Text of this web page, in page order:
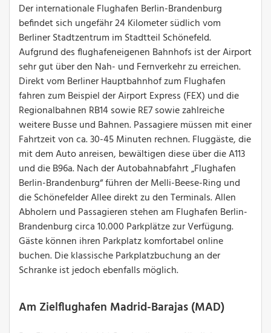
Der internationale Flughafen Berlin-Brandenburg
befindet sich ungefähr 24 Kilometer südlich vom
Berliner Stadtzentrum im Stadtteil Schönefeld.
Aufgrund des flughafeneigenen Bahnhofs ist der Airport
sehr gut über den Nah- und Fernverkehr zu erreichen.
Direkt vom Berliner Hauptbahnhof zum Flughafen
fahren zum Beispiel der Airport Express (FEX) und die
Regionalbahnen RB14 sowie RE7 sowie zahlreiche
weitere Busse und Bahnen. Passagiere müssen mit einer
Fahrtzeit von ca. 30-45 Minuten rechnen. Fluggäste, die
mit dem Auto anreisen, bewältigen diese über die A113
und die B96a. Nach der Autobahnabfahrt „Flughafen
Berlin-Brandenburg“ führen der Melli-Beese-Ring und
die Schönefelder Allee direkt zu den Terminals. Allen
Abholern und Passagieren stehen am Flughafen Berlin-
Brandenburg circa 10.000 Parkplätze zur Verfügung.
Gäste können ihren Parkplatz komfortabel online
buchen. Die klassische Parkplatzbuchung an der
Schranke ist jedoch ebenfalls möglich.
Am Zielflughafen Madrid-Barajas (MAD)